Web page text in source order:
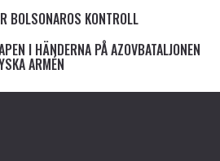
BOLSONAROS KONTROLL
I HÄNDERNA PÅ AZOVBATALJONEN
ARMÉN